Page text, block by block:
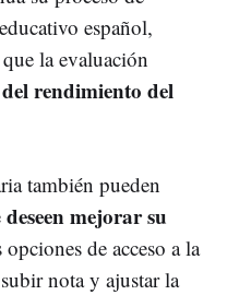
español,
la evaluación
rendimiento del
también pueden
deseen mejorar su
de acceso a la
nota y ajustar la